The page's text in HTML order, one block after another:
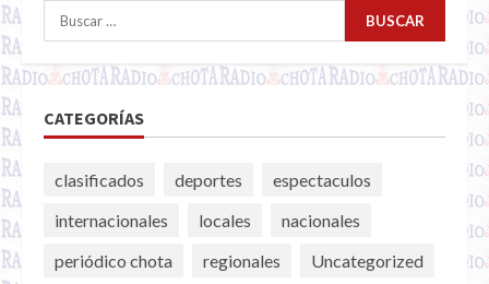
Buscar:
CATEGORÍAS
clasificados deportes
espectaculos
internacionales
locales
nacionales
periódico chota
regionales Uncategorized